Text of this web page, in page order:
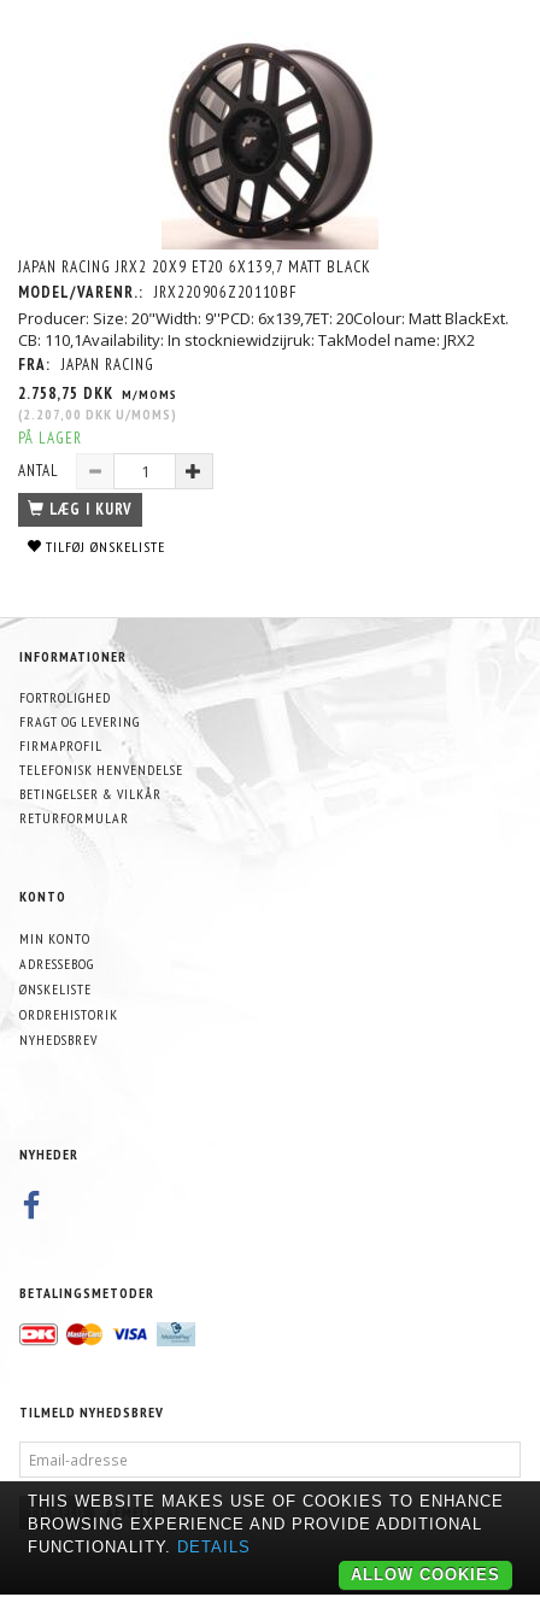
JAPAN RACING JRX2 20X9 ET20 6X139,7 MATT BLACK
MODEL/VARENR.: JRX220906Z20110BF
Producer: Size: 20"Width: 9''PCD: 6x139,7ET: 20Colour: Matt BlackExt.
CB: 110,1Availability: In stockniewidzijruk: TakModel name: JRX2
FRA: JAPAN RACING
2.758,75 DKK M/MOMS
(2.207,00 DKK U/MOMS )
PÅ LAGER
ANTAL
LÆG I KURV
TILFØJ ØNSKELISTE
INFORMATIONER
FORTROLIGHED
FRAGT OG LEVERING
FIRMAPROFIL
TELEFONISK HENVENDELSE
BETINGELSER & VILKÅR
RETURFORMULAR
KONTO
MIN KONTO
ADRESSEBOG
ØNSKELISTE
ORDREHISTORIK
NYHEDSBREV
NYHEDER
BETALINGSMETODER
TILMELD NYHEDSBREV
ADRESSE
TILMELD AFMELD
THIS WEBSITE MAKES USE OF COOKIES TO ENHANCE
BROWSING EXPERIENCE AND PROVIDE ADDITIONAL
FUNCTIONALITY. DETAILS
ALLOW COOKIES